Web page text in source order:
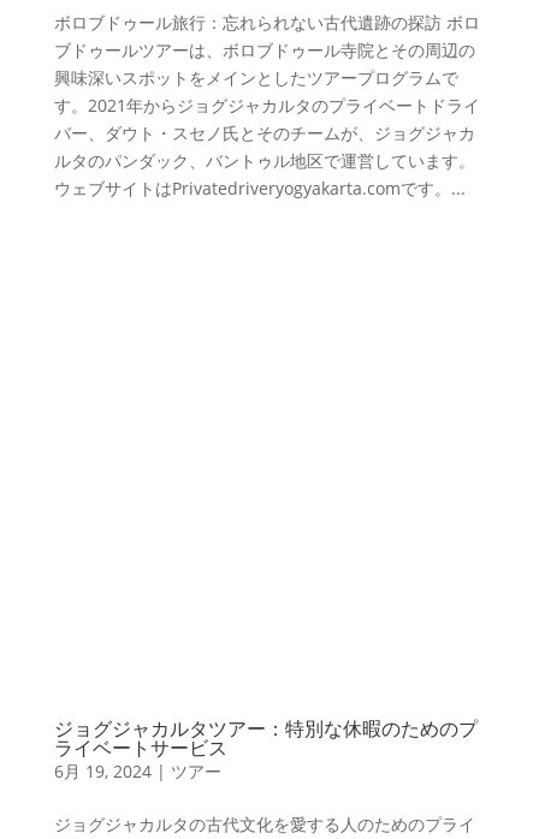
ボロブドゥール旅行：忘れられない古代遺跡の探訪 ボロ
ブドゥールツアーは、ボロブドゥール寺院とその周辺の
興味深いスポットをメインとしたツアープログラムで
す。2021年からジョグジャカルタのプライベートドライ
バー、ダウト・スセノ氏とそのチームが、ジョグジャカ
ルタのパンダック、バントゥル地区で運営しています。
ウェブサイトはPrivatedriveryogyakarta.comです。...
ジョグジャカルタツアー：特別な休暇のためのプ
ライベートサービス
6月 19, 2024| ツアー
ジョグジャカルタの古代文化を愛する人のためのプライ